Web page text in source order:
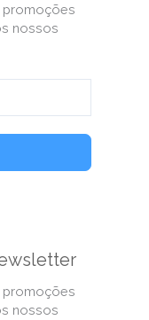
promoções
nossos
promoções
nossos